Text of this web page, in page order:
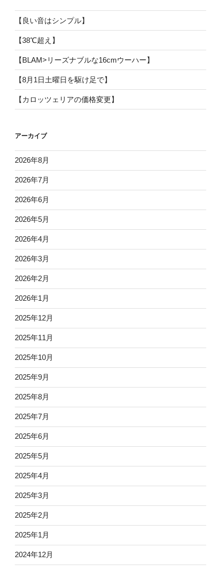
【良い音はシンプル】
【38℃超え】
【BLAM>リーズナブルな16cmウーハー】
【8月1日土曜日を駆け足で】
【カロッツェリアの価格変更】
アーカイブ
2026年8月
2026年7月
2026年6月
2026年5月
2026年4月
2026年3月
2026年2月
2026年1月
2025年12月
2025年11月
2025年10月
2025年9月
2025年8月
2025年7月
2025年6月
2025年5月
2025年4月
2025年3月
2025年2月
2025年1月
2024年12月